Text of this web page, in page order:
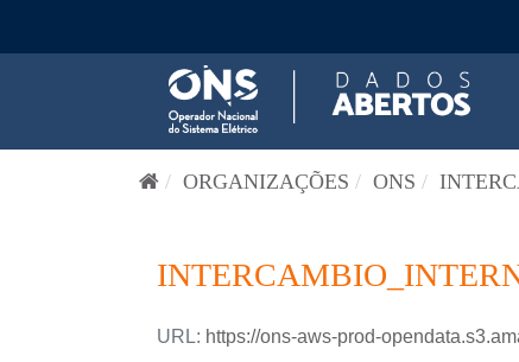
ORGANIZAÇÕES ONS
URL: https://ons-aws-prod-